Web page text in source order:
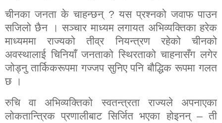
चीनका जनता के चाहन्छन् ?यस प्रश्नको जवाफ पाउन
सजिलो छैन । सञ्चार माध्यम लगायत अभिव्यक्तिका हरेक
माध्यममा राज्यको तीव्र नियन्त्रण रहेको चीनको
अवस्थालाई चिनियाँ जनताको स्थिरताको चाहनासँग लगेर
जोड्नु तार्किकरूपमा गज्जप सुनिए पनि बौद्धिक रूपमा गलत
छ ।
रुचि वा अभिव्यक्तिको स्वतन्त्रता राज्यले अपनाएका
लोकतान्त्रिक प्रणालीबाट सिर्जित भएका होइनन् – ती